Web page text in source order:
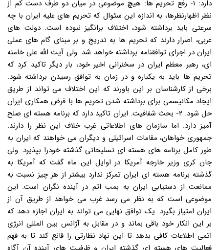
دارد: ۱- رفع تحریم ها: هیچ موضوعی در میان دو طرف دست کم از
نظر اظهارنظرها، به اندازه این سئوال که تحریم های علیه ایران با چه
سرعتی باید برداشته شود، اختلاف برانگیز نبوده است. دولت های
غربی، اصرار دارند که تحریم ها به تدریج و بر مبنای گام های عملی
ایران در اجرای توافقنامه برداشته خواهد شد. ولی آیت الله علی خامنه
ای، رهبر معظم ایران در سخنرانی اخیر خود، بار دیگر تاکید کرد که
تحریم ها باید به یکباره و در زمان به توافق رسیدن برداشته شود.
برخی از کارشناسان بر این باورند که این اختلاف می تواند از طریق
ایجاد مکانیسمی برای برداشته شدن تحریم ها با فرض همکاری ایران
حل شود. ۲- بحث شفافیت. ایران تاکید دارد که برنامه هسته ای صلح
آمیز دارد. اما سازمان های اطلاعاتی غرب خلاف این نظر را دارند.
جمهوری خواهان، مقامات اسرائیلی و دیگران می خواهند که ایران به
طور کامل برنامه های هسته ای تسلیحاتی گذشته خودرا بپذیرد. ولی
جان کری وزیر خارجه آمریکا در اوایل این ماه گفت که آمریکا به
گذشته برنامه هسته ای ایران تمرکز ندارد بیشتر از هر چیز نسبت به
ممانعت از دستیابی ایران به بمب اتم در آینده نگران است. این
موضوعی است که به نظر می رسد غرب می خواهد از طریق آن از
ایران امتیاز بگیرد. یک توافق نهایی می تواند به ایران اجازه دهد که
بر این انکار خود باقی بماند و در مقابل به آژانس بین المللی انرژی
اتمی اطلاعات کافی بدهد تا این نهاد نظارتی را قانع کند تا به فهم